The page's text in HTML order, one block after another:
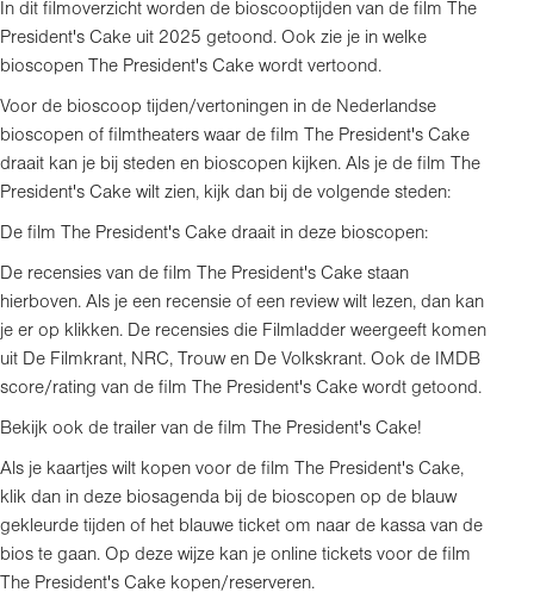
In dit filmoverzicht worden de bioscooptijden van de film The
President's Cake uit 2025 getoond. Ook zie je in welke
bioscopen The President's Cake wordt vertoond.
Voor de bioscoop tijden/vertoningen in de Nederlandse
bioscopen of filmtheaters waar de film The President's Cake
draait kan je bij steden en bioscopen kijken. Als je de film The
President's Cake wilt zien, kijk dan bij de volgende steden:
De film The President's Cake draait in deze bioscopen:
De recensies van de film The President's Cake staan
hierboven. Als je een recensie of een review wilt lezen, dan kan
je er op klikken. De recensies die Filmladder weergeeft komen
uit De Filmkrant, NRC, Trouw en De Volkskrant. Ook de IMDB
score/rating van de film The President's Cake wordt getoond.
Bekijk ook de trailer van de film The President's Cake!
Als je kaartjes wilt kopen voor de film The President's Cake,
klik dan in deze biosagenda bij de bioscopen op de blauw
gekleurde tijden of het blauwe ticket om naar de kassa van de
bios te gaan. Op deze wijze kan je online tickets voor de film
The President's Cake kopen/reserveren.